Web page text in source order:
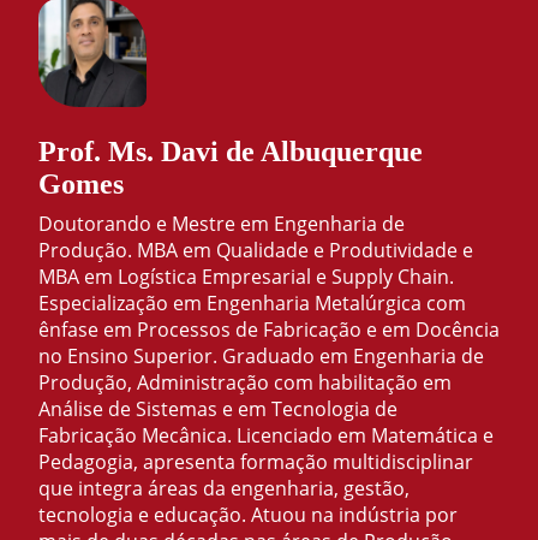
Prof. Ms. Davi de Albuquerque
Gomes
Doutorando e Mestre em Engenharia de
Produção. MBA em Qualidade e Produtividade e
MBA em Logística Empresarial e Supply Chain.
Especialização em Engenharia Metalúrgica com
ênfase em Processos de Fabricação e em Docência
no Ensino Superior. Graduado em Engenharia de
Produção, Administração com habilitação em
Análise de Sistemas e em Tecnologia de
Fabricação Mecânica. Licenciado em Matemática e
Pedagogia, apresenta formação multidisciplinar
que integra áreas da engenharia, gestão,
tecnologia e educação. Atuou na indústria por